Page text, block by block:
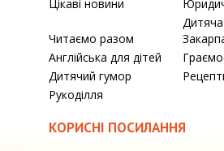
Цікаві новини
Читаємо разом
Дитяча
Англійська для дітей
Дитячий гумор
Рукоділля
КОРИСНІ ПОСИЛАННЯ